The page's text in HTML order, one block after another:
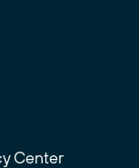
Center